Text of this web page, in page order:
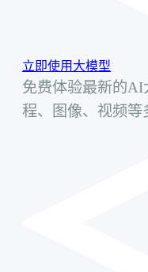
立即使用大模型
免费体验最新的AI
程、图像、视频等